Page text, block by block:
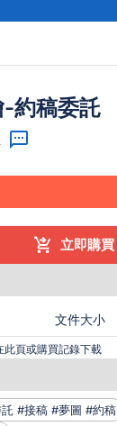
約稿委託
立即購買
文件大小
此頁或購買記錄下載
#接稿 #夢圖 #約稿